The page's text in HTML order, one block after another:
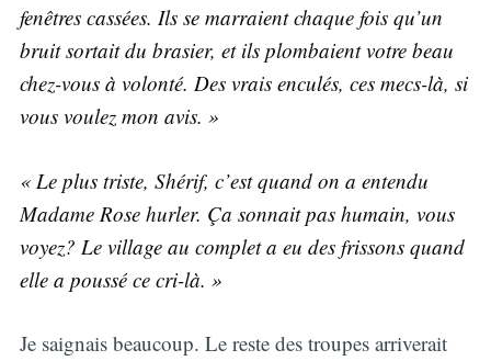
fenêtres cassées. Ils se marraient chaque fois qu’un
bruit sortait du brasier, et ils plombaient votre beau
chez-vous à volonté. Des vrais enculés, ces mecs-là, si
vous voulez mon avis. »
« Le plus triste, Shérif, c’est quand on a entendu
Madame Rose hurler. Ça sonnait pas humain, vous
voyez? Le village au complet a eu des frissons quand
elle a poussé ce cri-là. »
Je saignais beaucoup. Le reste des troupes arriverait